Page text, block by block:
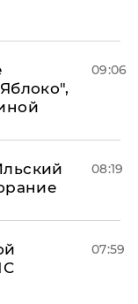
09:06
08:19
07:59